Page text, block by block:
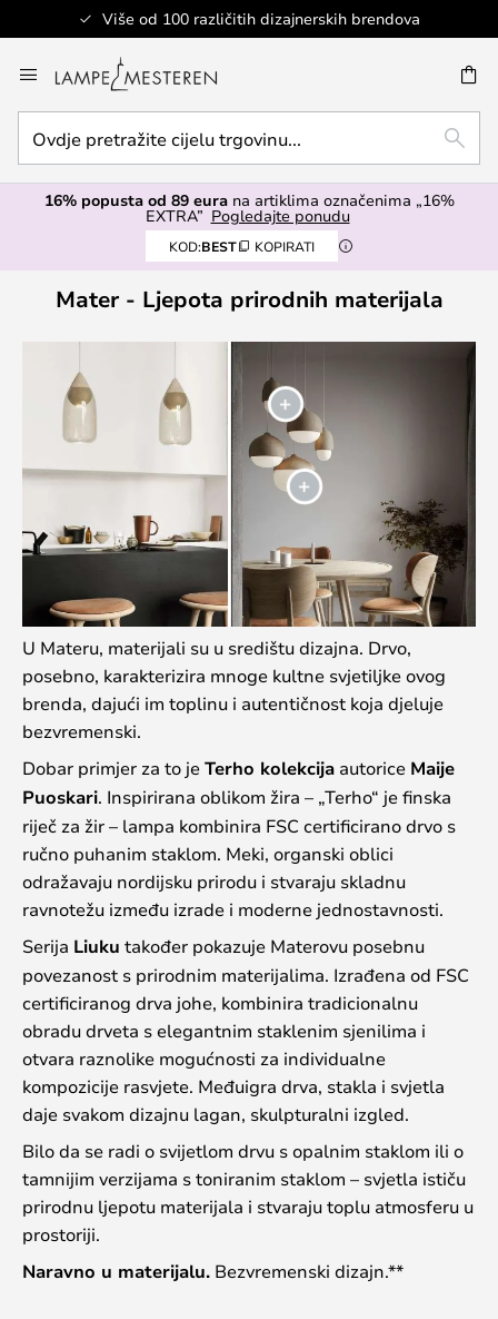
Više od 100 različitih dizajnerskih brendova
to
Content
pretražite
cijelu
trgovinu...
TRAŽI
16% popusta od 89 eurana artiklima označenima „16%
EXTRA” Pogledajte ponudu
KOD:BEST KOPIRATI
Mater - Ljepota prirodnih materijala
U Materu, materijali su u središtu dizajna. Drvo,
posebno, karakterizira mnoge kultne svjetiljke ovog
brenda, dajući im toplinu i autentičnost koja djeluje
bezvremenski.
Dobar primjer za to jeTerho kolekcija autorice Maije
Puoskari. Inspirirana oblikom žira – „Terho“ je finska
riječ za žir – lampa kombinira FSC certificirano drvo s
ručno puhanim staklom. Meki, organski oblici
odražavaju nordijsku prirodu i stvaraju skladnu
ravnotežu između izrade i moderne jednostavnosti.
Serija Liuku također pokazuje Materovu posebnu
povezanost s prirodnim materijalima. Izrađena od FSC
certificiranog drva johe, kombinira tradicionalnu
obradu drveta s elegantnim staklenim sjenilima i
otvara raznolike mogućnosti za individualne
kompozicije rasvjete. Međuigra drva, stakla i svjetla
daje svakom dizajnu lagan, skulpturalni izgled.
Bilo da se radi o svijetlom drvu s opalnim staklom ili o
tamnijim verzijama s toniranim staklom – svjetla ističu
prirodnu ljepotu materijala i stvaraju toplu atmosferu u
prostoriji.
Naravno u materijalu. Bezvremenski dizajn.**